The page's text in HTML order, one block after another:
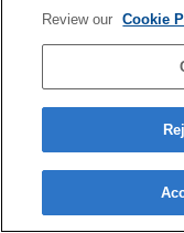
Review our Cookie